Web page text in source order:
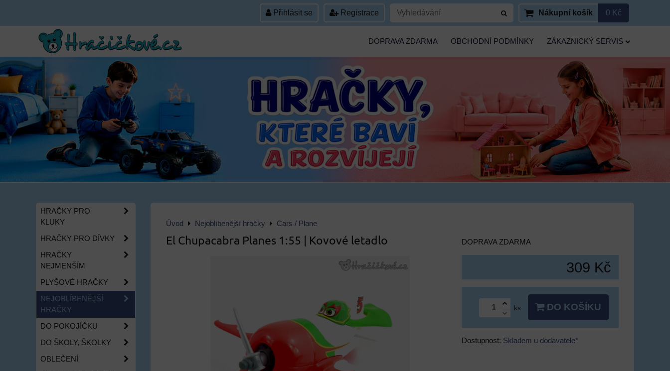
Přihlásit se Registrace Nákupní košík 0 Kč
DOPRAVA ZDARMA OBCHODNÍ PODMÍNKY ZÁKAZNICKÝ SERVIS
Úvod Nejoblíbenější hračky Cars / Plane
El Chupacabra Planes 1:55 | Kovové letadlo DOPRAVA ZDARMA
309 Kč
ks DO KOŠÍKU
Dostupnost: Skladem u dodavatele*
HRAČKY PRO
KLUKY
HRAČKY PRO DÍVKY
HRAČKY
NEJMENŠÍM
PLYŠOVÉ HRAČKY
NEJOBLÍBENĚJŠÍ
HRAČKY
DO POKOJÍČKU
DO ŠKOLY, ŠKOLKY
OBLEČENÍ